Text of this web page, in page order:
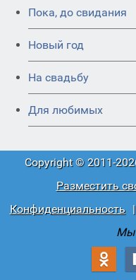
Пока, до свидания
Новый год
На свадьбу
Для любимых
Copyright © 2011-
Разместить
Конфиденциальность
|
Мы